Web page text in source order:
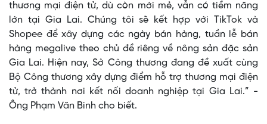
thương mại điện tử, dù còn mới mẻ, vẫn có tiềm năng
lớn tại Gia Lai. Chúng tôi sẽ kết hợp với TikTok và
Shopee để xây dựng các ngày bán hàng, tuần lễ bán
hàng megalive theo chủ đề riêng về nông sản đặc sản
Gia Lai. Hiện nay, Sở Công thương đang đề xuất cùng
Bộ Công thương xây dựng điểm hỗ trợ thương mại điện
tử, trở thành nơi kết nối doanh nghiệp tại Gia Lai.” -
Ông Phạm Văn Binh cho biết.